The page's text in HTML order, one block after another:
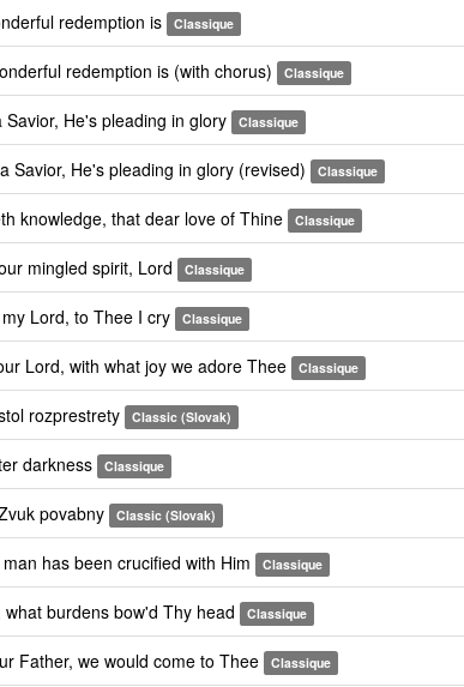
redemption is Classique
redemption is (with chorus) Classique
He's pleading in glory Classique
Savior, He's pleading in glory (revised) Classique
knowledge, that dear love of Thine Classique
mingled spirit, Lord Classique
Lord, to Thee I cry Classique
Lord, with what joy we adore Thee Classique
rozprestrety Classic (Slovak)
darkness Classique
povabny Classic (Slovak)
has been crucified with Him Classique
burdens bow'd Thy head Classique
Father, we would come to Thee Classique